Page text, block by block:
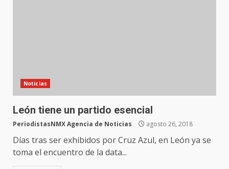
Noticias
León tiene un partido esencial
PeriodistasNMX Agencia de Noticias agosto 26, 2018
Días tras ser exhibidos por Cruz Azul, en León ya se
toma el encuentro de la data...